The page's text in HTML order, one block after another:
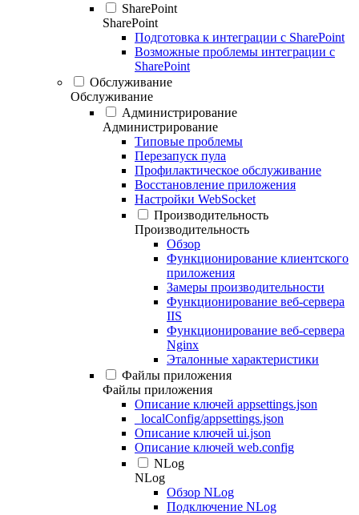
SharePoint
SharePoint
Подготовка к интеграции с SharePoint
Возможные проблемы интеграции с
SharePoint
Обслуживание
Обслуживание
Администрирование
Администрирование
Типовые проблемы
Перезапуск пула
Профилактическое обслуживание
Восстановление приложения
Настройки WebSocket
Производительность
Производительность
Обзор
Функционирование клиентского
приложения
Замеры производительности
Функционирование веб-сервера
IIS
Функционирование веб-сервера
Nginx
Эталонные характеристики
Файлы приложения
Файлы приложения
Описание ключей appsettings.json
_localConfig/appsettings.json
Описание ключей ui.json
Описание ключей web.config
NLog
NLog
Обзор NLog
Подключение NLog